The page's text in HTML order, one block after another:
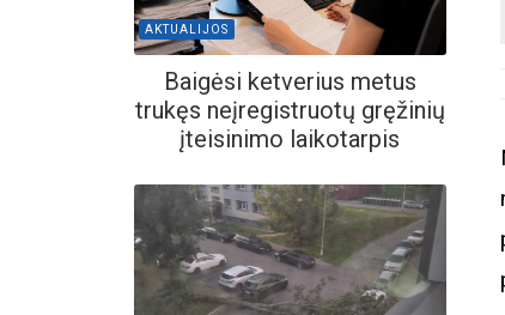
AKTUALIJOS
Baigėsi ketverius metus
trukęs neįregistruotų gręžinių
įteisinimo laikotarpis